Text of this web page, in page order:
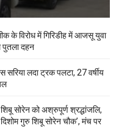
विरोध में गिरिडीह में आजसू युवा
पुतला दहन
लदा ट्रक पलटा, 27 वर्षीय
सोरेन को अश्रुपूर्ण श्रद्धांजलि,
गुरु शिबू सोरेन चौक’, मंच पर